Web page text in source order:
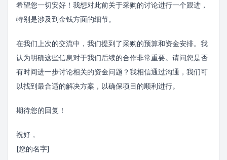
希望您一切安好！我想对此前关于采购的讨论进行一个跟进，
特别是涉及到金钱方面的细节。
在我们上次的交流中，我们提到了采购的预算和资金安排。我
认为明确这些信息对于我们后续的合作非常重要。请问您是否
有时间进一步讨论相关的资金问题？我相信通过沟通，我们可
以找到最合适的解决方案，以确保项目的顺利进行。
期待您的回复！
祝好，
[您的名字]